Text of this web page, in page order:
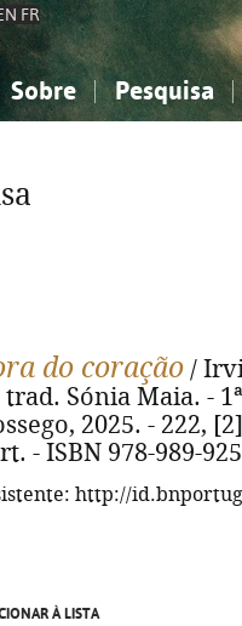
FR
Sobre Pesquisa
Ciências sociais...
Ciências sociais...
do coração /
Sónia Maia. -
2025. - 222,
- ISBN 978-989-
http://
À LISTA